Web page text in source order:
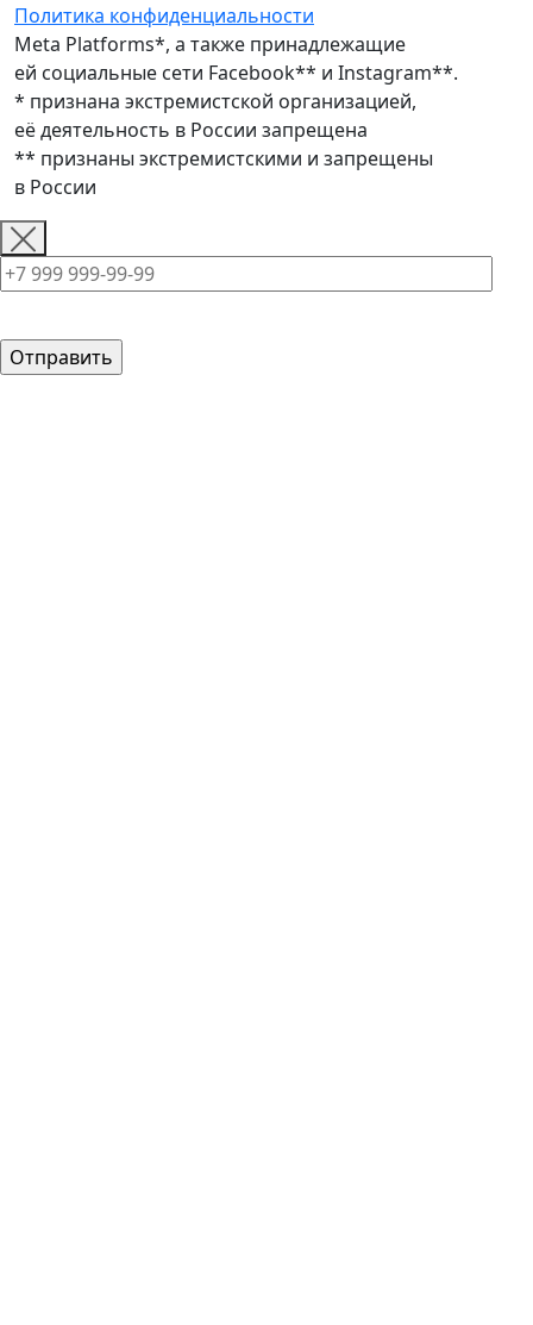
Политика конфиденциальности
Meta Platforms*, а также принадлежащие
ей социальные сети Facebook** и Instagram**.
* признана экстремистской организацией,
её деятельность в России запрещена
** признаны экстремистскими и запрещены
в России